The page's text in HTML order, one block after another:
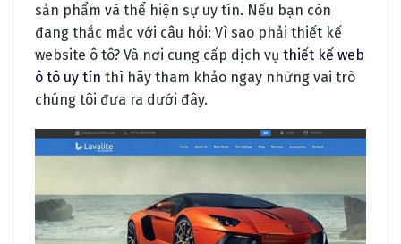
sản phẩm và thể hiện sự uy tín. Nếu bạn còn
đang thắc mắc với câu hỏi: Vì sao phải thiết kế
website ô tô? Và nơi cung cấp dịch vụ thiết kế web
ô tô uy tín thì hãy tham khảo ngay những vai trò
chúng tôi đưa ra dưới đây.